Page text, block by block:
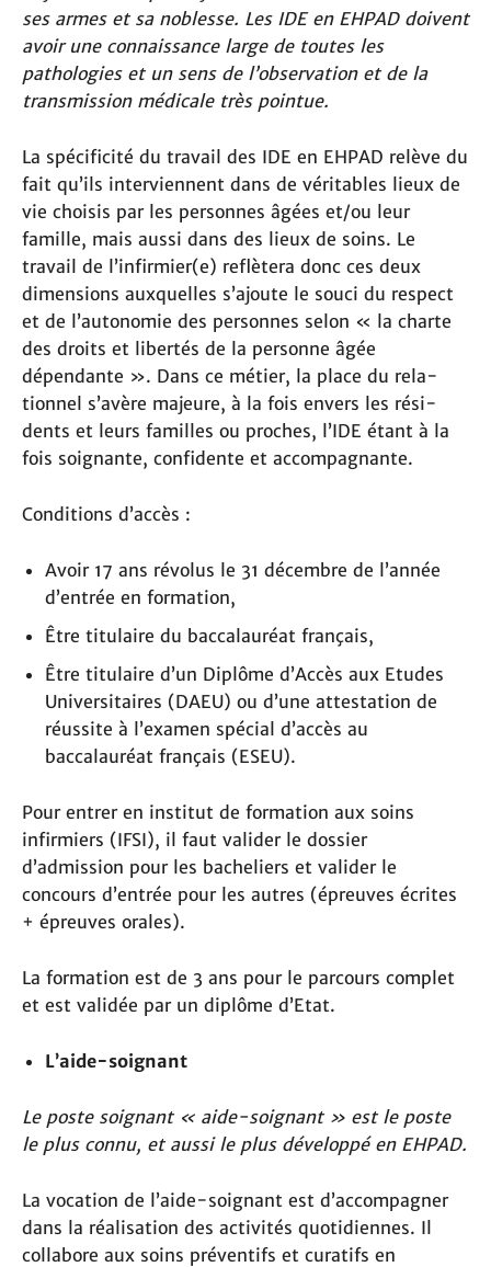
ses armes et sa noblesse. Les IDE en EHPAD doivent
avoir une connaissance large de toutes les
pathologies et un sens de l’observation et de la
transmission médicale très pointue.
La spé­ci­fi­cité du travail des IDE en EHPAD relève du
fait qu’ils interviennent dans de véritables lieux de
vie choisis par les per­son­nes âgées et/ou leur
famille, mais aussi dans des lieux de soins. Le
travail de l’infirmier(e) reflètera donc ces deux
dimensions auxquelles s’ajoute le souci du respect
et de l’autonomie des personnes selon « la charte
des droits et libertés de la personne âgée
dépendante ». Dans ce métier, la place du rela­
tion­nel s’avère majeure, à la fois envers les rési­
dents et leurs famil­les ou pro­ches, l’IDE étant à la
fois soignante, confidente et accompagnante.
Conditions d’accès :
Avoir 17 ans révolus le 31 décembre de l’année
d’entrée en formation,
Être titulaire du baccalauréat français,
Être titulaire d’un Diplôme d’Accès aux Etudes
Universitaires (DAEU) ou d’une attestation de
réussite à l’examen spécial d’accès au
baccalauréat français (ESEU).
Pour entrer en institut de formation aux soins
infirmiers (IFSI), il faut valider le dossier
d’admission pour les bacheliers et valider le
concours d’entrée pour les autres (épreuves écrites
+ épreuves orales).
La formation est de 3 ans pour le parcours complet
et est validée par un diplôme d’Etat.
L’aide-soignant
Le poste soignant « aide-soignant » est le poste
le plus connu, et aussi le plus développé en EHPAD.
La vocation de l’aide-soignant est d’accompagner
dans la réalisation des activités quotidiennes. Il
collabore aux soins préventifs et curatifs en